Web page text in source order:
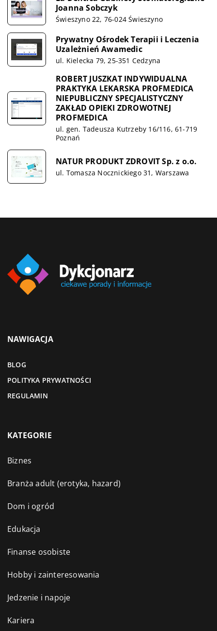
Joanna Sobczyk
Świeszyno 22, 76-024 Świeszyno
Prywatny Ośrodek Terapii i Leczenia
Uzależnień Awamedic
ul. Kielecka 79, 25-351 Cedzyna
ROBERT JUSZKAT INDYWIDUALNA
PRAKTYKA LEKARSKA PROFMEDICA
NIEPUBLICZNY SPECJALISTYCZNY
ZAKŁAD OPIEKI ZDROWOTNEJ
PROFMEDICA
ul. gen. Tadeusza Kutrzeby 16/116, 61-719
Poznań
NATUR PRODUKT ZDROVIT Sp. z o.o.
ul. Tomasza Nocznickiego 31, Warszawa
NAWIGACJA
BLOG
POLITYKA PRYWATNOŚCI
REGULAMIN
KATEGORIE
Biznes
Branża adult (erotyka, hazard)
Dom i ogród
Edukacja
Finanse osobiste
Hobby i zainteresowania
Jedzenie i napoje
Kariera